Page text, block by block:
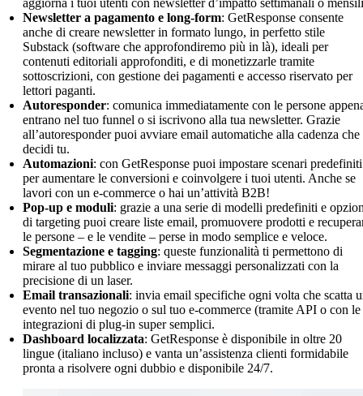
aggiorna i tuoi utenti con newsletter d’impatto settimanali o
Newsletter a pagamento e long-form: GetResponse consente
anche di creare newsletter in formato lungo, in perfetto stile
Substack (software che approfondiremo più in là), ideali per
contenuti editoriali approfonditi, e di monetizzarle tramite
sottoscrizioni, con gestione dei pagamenti e accesso riservato per
lettori paganti.
Autoresponder: comunica immediatamente con le persone
entrano nel tuo funnel o si iscrivono alla tua newsletter. Grazie
all’autoresponder puoi avviare email automatiche alla cadenza che
decidi tu.
Automazioni: con GetResponse puoi impostare scenari predefiniti
per aumentare le conversioni e coinvolgere i tuoi utenti. Anche se
lavori con un e-commerce o hai un’attività B2B!
Pop-up e moduli: grazie a una serie di modelli predefiniti e
di targeting puoi creare liste email, promuovere prodotti e
le persone – e le vendite – perse in modo semplice e veloce.
Segmentazione e tagging: queste funzionalità ti permettono di
mirare al tuo pubblico e inviare messaggi personalizzati con la
precisione di un laser.
Email transazionali: invia email specifiche ogni volta che scatta
evento nel tuo negozio o sul tuo e-commerce (tramite API o con le
integrazioni di plug-in super semplici.
Dashboard localizzata: GetResponse è disponibile in oltre 20
lingue (italiano incluso) e vanta un’assistenza clienti formidabile
pronta a risolvere ogni dubbio e disponibile 24/7.